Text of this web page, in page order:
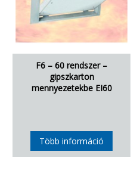
F6 – 60 rendszer –
gipszkarton
mennyezetekbe EI60
Több információ